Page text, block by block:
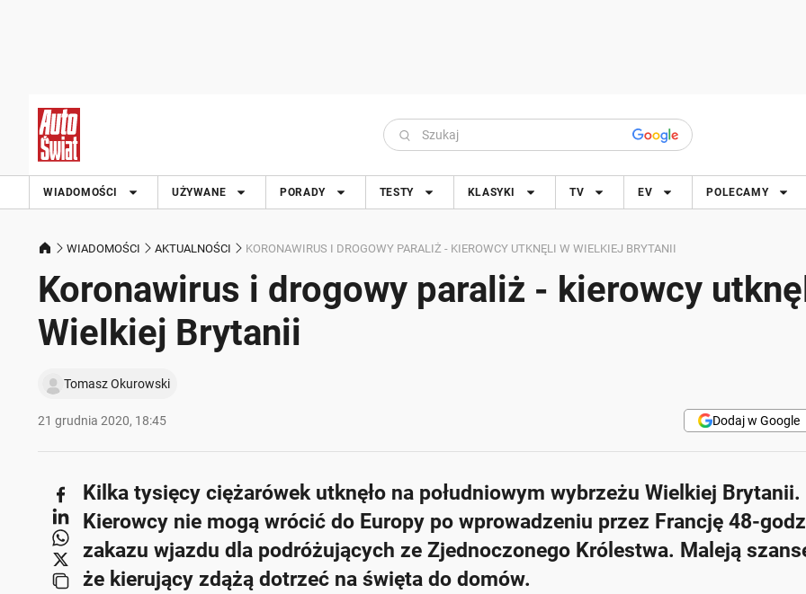
WIADOMOŚCI UŻYWANE PORADY TESTY KLASYKI TV EV POLECAMY
WIADOMOŚCI AKTUALNOŚCI KORONAWIRUS I DROGOWY PARALIŻ - KIEROWCY UTKNĘLI W WIELKIEJ BRYTANII
Koronawirus i drogowy paraliż - kierowcy
Wielkiej Brytanii
Tomasz Okurowski
21 grudnia 2020, 18:45 Dodaj w Google
Kilka tysięcy ciężarówek utknęło na południowym wybrzeżu Wielkiej Brytanii.
Kierowcy nie mogą wrócić do Europy po wprowadzeniu przez Francję 48-
zakazu wjazdu dla podróżujących ze Zjednoczonego Królestwa. Maleją
że kierujący zdążą dotrzeć na święta do domów.